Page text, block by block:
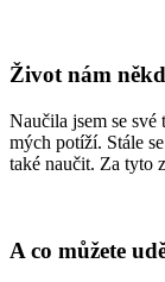
Život nám
Naučila jsem se
mých potíží. Stále
také naučit. Za tyto
A co můžete